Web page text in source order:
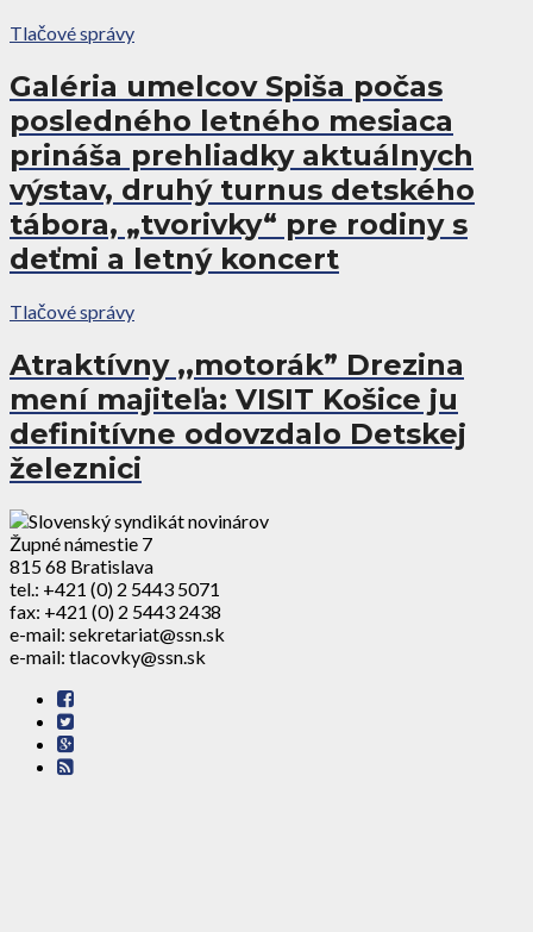
Tlačové správy
Galéria umelcov Spiša počas
posledného letného mesiaca
prináša prehliadky aktuálnych
výstav, druhý turnus detského
tábora, „tvorivky“ pre rodiny s
deťmi a letný koncert
Tlačové správy
Atraktívny ,,motorák” Drezina
mení majiteľa: VISIT Košice ju
definitívne odovzdalo Detskej
železnici
Župné námestie 7
815 68 Bratislava
tel.: +421 (0) 2 5443 5071
fax: +421 (0) 2 5443 2438
e-mail: sekretariat@ssn.sk
e-mail: tlacovky@ssn.sk